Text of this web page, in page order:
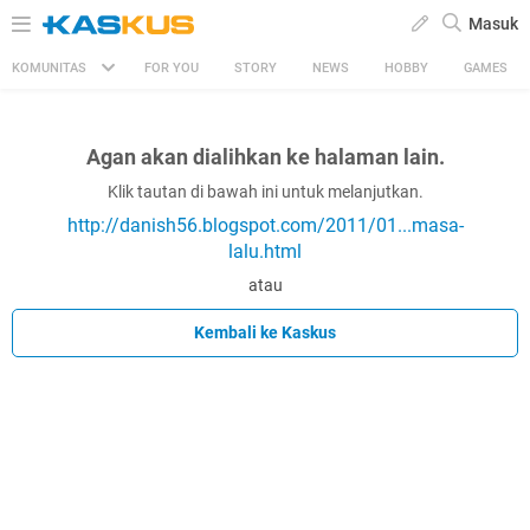
Masuk
KOMUNITAS FOR YOU STORY NEWS HOBBY GAMES
Agan akan dialihkan ke halaman lain.
Klik tautan di bawah ini untuk melanjutkan.
http://danish56.blogspot.com/2011/01...masa-
lalu.html
atau
Kembali ke Kaskus